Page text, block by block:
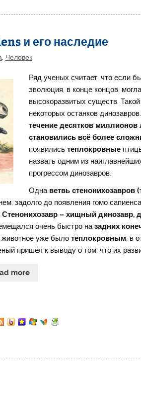
и его наследие
Человек
Ряд ученых считает, что если
эволюция, в конце концов,
высокоразвитых существ.
некоторых останков динозавров.
течение десятков миллионов
становились всё более
появилисьтеплокровные
назвать одним из
прогрессом динозавров.
Одна ветвь стенонихозавров
задолго до появления гомо
Стенонихозавр – хищный динозавр,
очень быстро назадних
животное уже было теплокровным, в
пришел к выводу о том, что их
more